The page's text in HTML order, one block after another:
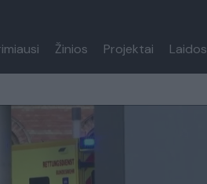
Žinios Projektai Laidos